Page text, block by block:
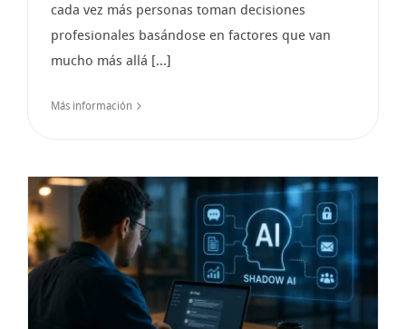
cada vez más personas toman decisiones
profesionales basándose en factores que van
mucho más allá [...]
Más información